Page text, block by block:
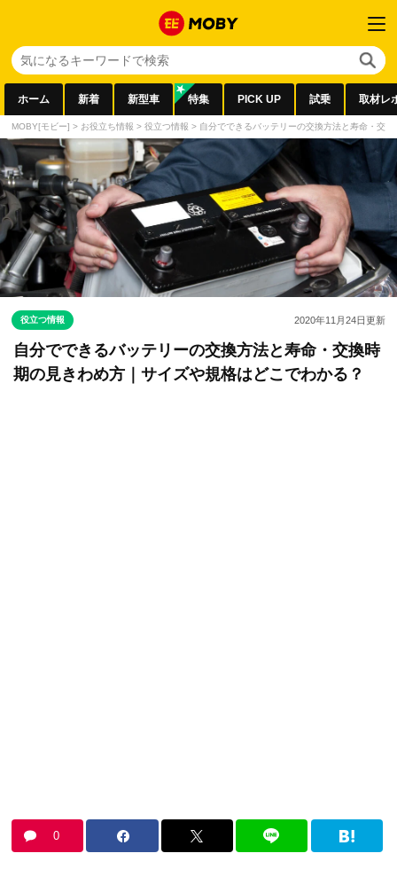
ホーム 新着 新型車 特集 PICK UP 試乗 取材レ
MOBY[モビー] > お役立ち情報 > 役立つ情報 > 自分でできるバッテリーの交換方法と寿命・交
役立つ情報 2020年11月24日更新
自分でできるバッテリーの交換方法と寿命・交換時
期の見きわめ方｜サイズや規格はどこでわかる？
0